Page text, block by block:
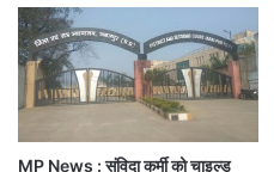
MP News : संविदा कर्मी को चाइल्ड